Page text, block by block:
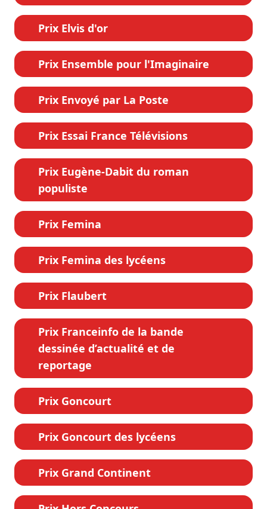
Prix Elvis d'or
Prix Ensemble pour l'Imaginaire
Prix Envoyé par La Poste
Prix Essai France Télévisions
Prix Eugène-Dabit du roman
populiste
Prix Femina
Prix Femina des lycéens
Prix Flaubert
Prix Franceinfo de la bande
dessinée d’actualité et de
reportage
Prix Goncourt
Prix Goncourt des lycéens
Prix Grand Continent